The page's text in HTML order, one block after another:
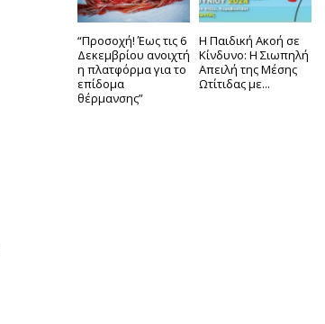
“Προσοχή! Έως τις 6
Δεκεμβρίου ανοιχτή
η πλατφόρμα για το
επίδομα
θέρμανσης”
Η Παιδική Ακοή σε
Κίνδυνο: Η Σιωπηλή
Απειλή της Μέσης
Ωτίτιδας με...